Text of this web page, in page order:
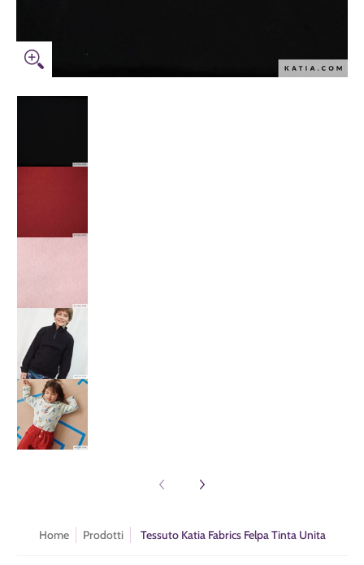
Tessuto Katia Fabrics Felpa Tinta Unita numero media 4
Home Prodotti Tessuto Katia Fabrics Felpa Tinta Unita